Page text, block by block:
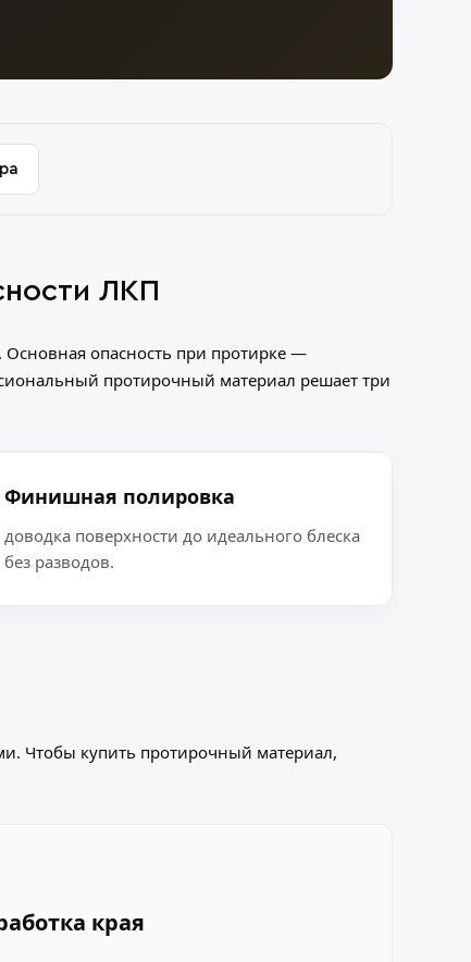
ЛКП
опасность при протирке —
протирочный материал решает три
Финишная полировка
доводка поверхности до идеального блеска
без разводов.
Чтобы купить протирочный материал,
края